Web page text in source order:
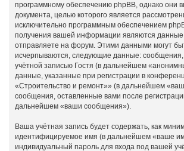
программному обеспечению phpBB, однако они
документа, целью которого является
исключительно программным обеспечением
получения вашей информации являются
отправляете на форум. Этими данными могут
исчерпываются, следующие данные:
учётной записью Гостя (в дальнейшем
данные, указанные при регистрации в
«Строительство и ремонт»» (в дальнейшем
сообщения, оставленные вами после
дальнейшем «ваши сообщения»).
Ваша учётная запись будет содержать, как
идентифицируемое имя (в дальнейшем «ваше
индивидуальный пароль для входа под вашей